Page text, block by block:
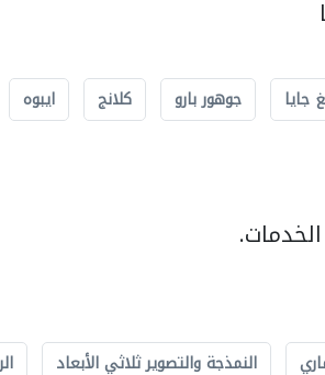
جايا جوهور بارو كلانج ايبوه
النمذجة والتصوير ثلاثي الأبعاد